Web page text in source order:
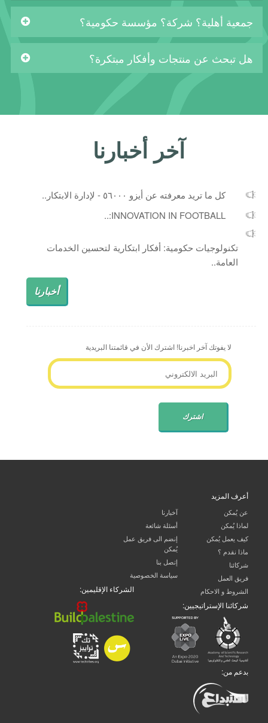
جمعية أهلية؟ شركة؟ مؤسسة حكومية؟
هل تبحث عن منتجات وأفكار مبتكرة؟
آخر أخبارنا
كل ما تريد معرفته عن أيزو ٥٦٠٠٠ - لإدارة الابتكار..
INNOVATION IN FOOTBALL:..
تكنولوجيات حكومية: أفكار ابتكارية لتحسين الخدمات
العامة..
أخبارنا
لا يفوتك آخر اخبرنا! اشترك الأن في قائمتنا البريدية
أعرف المزيد
عن يُمكن
لماذا يُمكن
كيف يعمل يُمكن
ماذا نقدم ؟
شركائنا
فريق العمل
الشروط و الاحكام
آخبارنا
أسئلة شائعة
إنضم الى فريق عمل
يُمكن
إتصل بنا
سياسة الخصوصية
الشركاء الإقليمين:
شركائنا الإستراتيجيين:
بدعم من: